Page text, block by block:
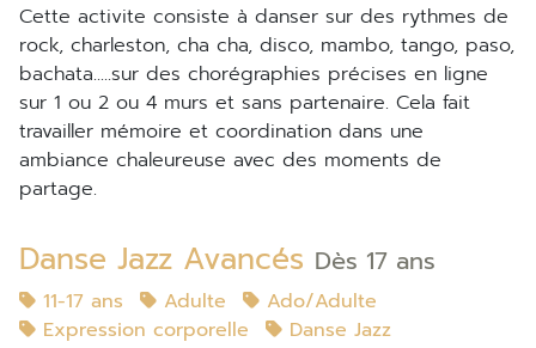
Cette activite consiste à danser sur des rythmes de
rock, charleston, cha cha, disco, mambo, tango, paso,
bachata.....sur des chorégraphies précises en ligne
sur 1 ou 2 ou 4 murs et sans partenaire. Cela fait
travailler mémoire et coordination dans une
ambiance chaleureuse avec des moments de
partage.
Danse Jazz Avancés Dès 17 ans
11-17 ans Adulte
Ado/Adulte
Expression corporelle
Danse Jazz